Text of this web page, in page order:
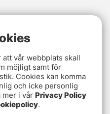
vår webbplats skall
möjligt samt för
Cookies kan komma
och icke personlig
mer i vår Privacy Policy
.